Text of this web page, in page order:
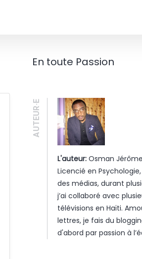
En toute Passion
AUTEUR·E
L'auteur:Osman Jérôme
Licencié en
des médias, durant
j’ai collaboré avec
télévisions en Haïti.
lettres, je fais du
d'abord par passion à